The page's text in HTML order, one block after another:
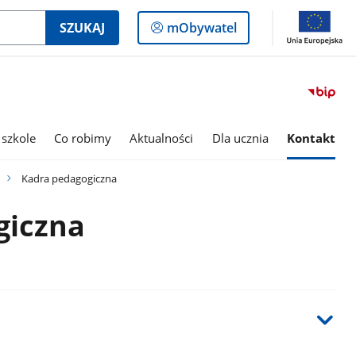
SZUKAJ
Logowanie
do
mObywatel
Co robimy Aktualności Dla ucznia Kontakt
Kadra pedagogiczna